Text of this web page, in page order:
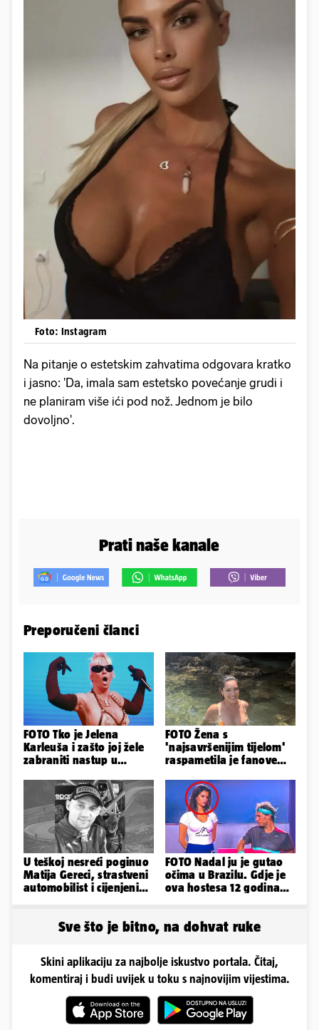
Foto: Instagram
Na pitanje o estetskim zahvatima odgovara kratko
i jasno: 'Da, imala sam estetsko povećanje grudi i
ne planiram više ići pod nož. Jednom je bilo
dovoljno'.
Prati naše kanale
Preporučeni članci
FOTO Tko je Jelena
Karleuša i zašto joj žele
zabraniti nastup u
govorila...
FOTO Žena s
'najsavršenijim tijelom'
raspametila je fanove
plićaka
U teškoj nesreći poginuo
Matija Gereci, strastveni
automobilist i cijenjeni
FOTO Nadal ju je gutao
očima u Brazilu. Gdje je
ova hostesa 12 godina
Sve što je bitno, na dohvat ruke
Skini aplikaciju za najbolje iskustvo portala. Čitaj,
komentiraj i budi uvijek u toku s najnovijim vijestima.